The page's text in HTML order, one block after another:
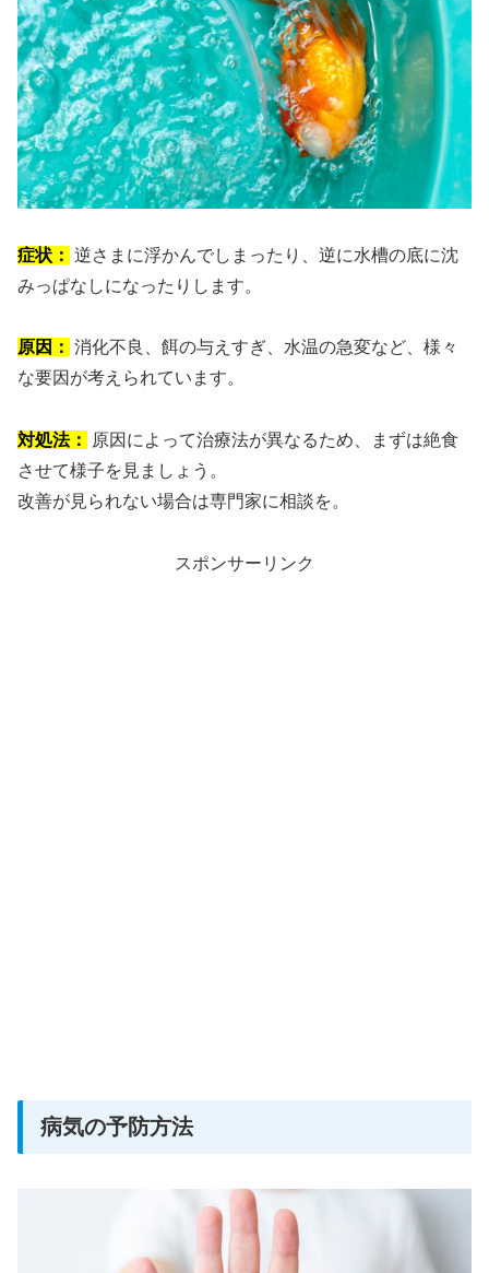
症状： 逆さまに浮かんでしまったり、逆に水槽の底に沈
みっぱなしになったりします。
原因： 消化不良、餌の与えすぎ、水温の急変など、様々
な要因が考えられています。
対処法：
原因によって治療法が異なるため、まずは絶食
させて様子を見ましょう。
改善が見られない場合は専門家に相談を。
スポンサーリンク
病気の予防方法